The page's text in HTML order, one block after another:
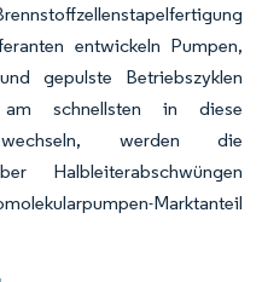
entwickeln Pumpen,
gepulste Betriebszyklen
schnellsten in diese
werden die
Halbleiterabschwüngen
Marktanteil